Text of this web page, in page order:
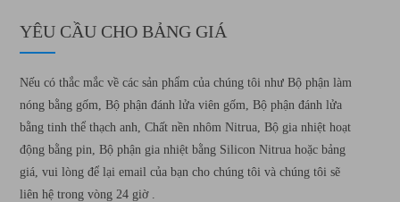
YÊU CẦU CHO BẢNG GIÁ
Nếu có thắc mắc về các sản phẩm của chúng tôi như Bộ phận làm
nóng bằng gốm, Bộ phận đánh lửa viên gốm, Bộ phận đánh lửa
bằng tinh thể thạch anh, Chất nền nhôm Nitrua, Bộ gia nhiệt hoạt
động bằng pin, Bộ phận gia nhiệt bằng Silicon Nitrua hoặc bảng
giá, vui lòng để lại email của bạn cho chúng tôi và chúng tôi sẽ
liên hệ trong vòng 24 giờ .